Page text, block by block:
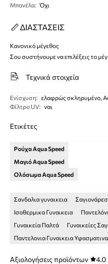
Μπανέλα: Όχι
ΔΙΑΣΤΑΣΕΙΣ
Κανονικό μέγεθος
Σου συστήνουμε να επιλέξεις το
Τεχνικά στοιχεία
Ενίσχυση: ελαφρώς σκληρυμένο,
Φίλτρο UV: ναι
Ετικέτες
Ρούχα Aqua Speed
Μαγιό Aqua Speed
Ολόσωμα Aqua Speed
Σανδαλια γυναικεια
Ισοθερμικα Γυναικεια
Γυναικεία Παλτά
Γυναικείες
Παντελονια Γυναικεια Υφασματινα
Αξιολογήσεις προϊόντων 4.0